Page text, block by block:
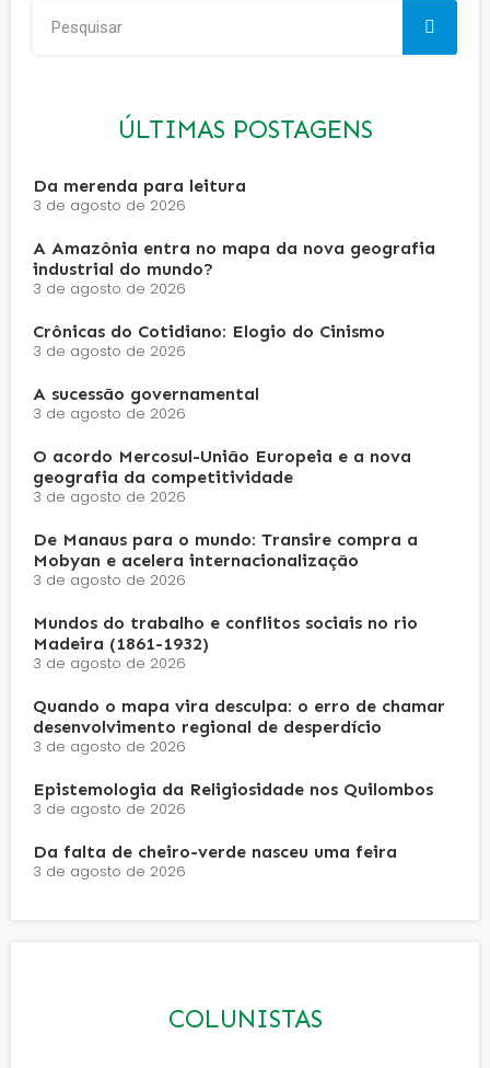
ÚLTIMAS POSTAGENS
Da merenda para leitura
3 de agosto de 2026
A Amazônia entra no mapa da nova geografia
industrial do mundo?
3 de agosto de 2026
Crônicas do Cotidiano: Elogio do Cinismo
3 de agosto de 2026
A sucessão governamental
3 de agosto de 2026
O acordo Mercosul-União Europeia e a nova
geografia da competitividade
3 de agosto de 2026
De Manaus para o mundo: Transire compra a
Mobyan e acelera internacionalização
3 de agosto de 2026
Mundos do trabalho e conflitos sociais no rio
Madeira (1861-1932)
3 de agosto de 2026
Quando o mapa vira desculpa: o erro de chamar
desenvolvimento regional de desperdício
3 de agosto de 2026
Epistemologia da Religiosidade nos Quilombos
3 de agosto de 2026
Da falta de cheiro-verde nasceu uma feira
3 de agosto de 2026
COLUNISTAS